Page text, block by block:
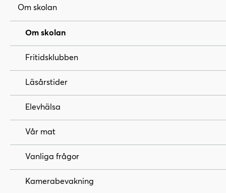
Om skolan
Om skolan
Fritidsklubben
Läsårstider
Elevhälsa
Vår mat
Vanliga frågor
Kamerabevakning